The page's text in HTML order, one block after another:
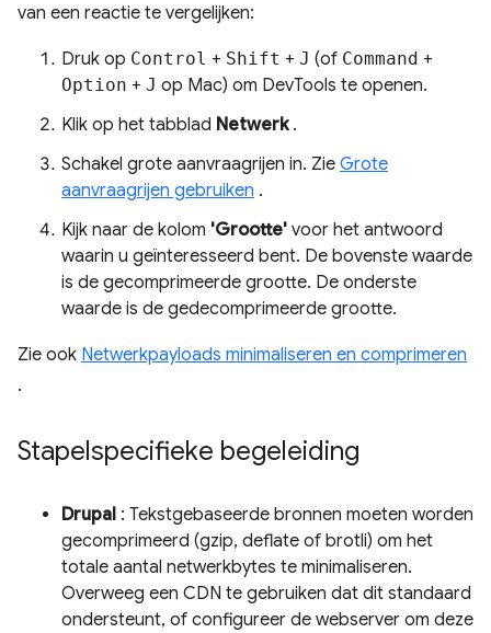
van een reactie te vergelijken:
Druk op Control + Shift + J (of Command +
Option + J op Mac) om DevTools te openen.
Klik op het tabblad Netwerk.
Schakel grote aanvraagrijen in. Zie Grote
aanvraagrijen gebruiken .
Kijk naar de kolom 'Grootte' voor het antwoord
waarin u geïnteresseerd bent. De bovenste waarde
is de gecomprimeerde grootte. De onderste
waarde is de gedecomprimeerde grootte.
Zie ook Netwerkpayloads minimaliseren en comprimeren
.
Stapelspecifieke begeleiding
Drupal : Tekstgebaseerde bronnen moeten worden
gecomprimeerd (gzip, deflate of brotli) om het
totale aantal netwerkbytes te minimaliseren.
Overweeg een CDN te gebruiken dat dit standaard
ondersteunt, of configureer de webserver om deze